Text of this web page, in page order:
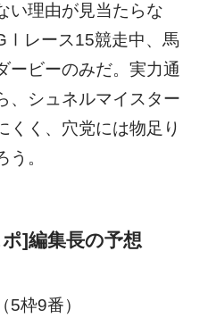
い理由が見当たらな
レース15競走中、馬
ービーのみだ。実力通
、シュネルマイスター
くく、穴党には物足り
。
]編集長の予想
枠9番）